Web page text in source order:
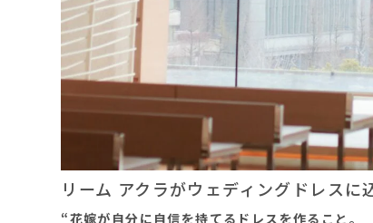
リーム アクラがウェディングドレスに
“花嫁が自分に自信を持てるドレスを作ること。